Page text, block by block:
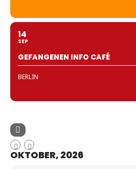
14
SEP
GEFANGENEN INFO CAFÉ
BERLIN
OKTOBER, 2026